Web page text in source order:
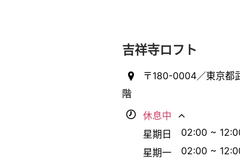
吉祥寺ロフト
〒180-0004／東京都
階
休息中
星期日
02:00 ~
星期一
02:00 ~